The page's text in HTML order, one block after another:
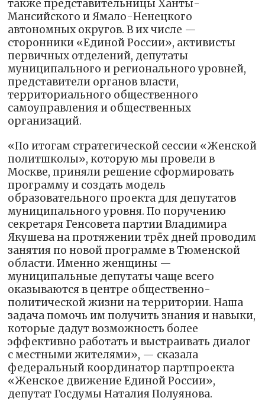
также представительницы Ханты-
Мансийского и Ямало-Ненецкого
автономных округов. В их числе —
сторонники «Единой России», активисты
первичных отделений, депутаты
муниципального и регионального уровней,
представители органов власти,
территориального общественного
самоуправления и общественных
организаций.
«По итогам стратегической сессии «Женской
политшколы», которую мы провели в
Москве, приняли решение сформировать
программу и создать модель
образовательного проекта для депутатов
муниципального уровня. По поручению
секретаря Генсовета партии Владимира
Якушева на протяжении трёх дней проводим
занятия по новой программе в Тюменской
области. Именно женщины —
муниципальные депутаты чаще всего
оказываются в центре общественно-
политической жизни на территории. Наша
задача помочь им получить знания и навыки,
которые дадут возможность более
эффективно работать и выстраивать диалог
с местными жителями», — сказала
федеральный координатор партпроекта
«Женское движение Единой России»,
депутат Госдумы Наталия Полуянова.